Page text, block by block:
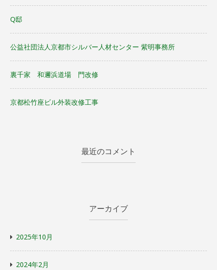
Q邸
公益社団法人京都市シルバー人材センター 紫明事務所
裏千家 和邇浜道場 門改修
京都松竹座ビル外装改修工事
最近のコメント
アーカイブ
2025年10月
2024年2月